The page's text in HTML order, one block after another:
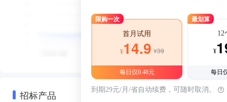
招标产品
限购一次
首月试用
¥14.9 ¥39
每日仅0.48元
最划算
12
¥
每日
到期29元/月/省自动续费，可随时取消。